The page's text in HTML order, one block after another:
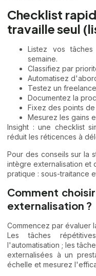
Checklist
travaille seul
Listez vos tâches
semaine.
Classifiez par
Automatisez
Testez un
Documentez la
Fixez des points
Mesurez les gains
Insight : une checklist
réduit les réticences à
Pour des conseils sur la
intègre externalisation et
pratique : sous-traitance
Comment
externalisation ?
Commencez par évaluer
Les tâches
l'automatisation ; les
externalisées à un
échelle et mesurez